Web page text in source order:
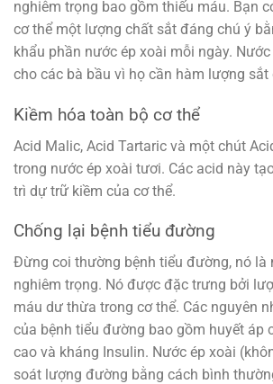
nghiêm trọng bao gồm thiếu máu. Bạn
cơ thể một lượng chất sắt đáng chú ý
khẩu phần nước ép xoài mỗi ngày.
cho các bà bầu vì họ cần hàm lượng sắt
Kiềm hóa toàn bộ cơ thể
Acid Malic, Acid Tartaric và một chút
trong nước ép xoài tươi. Các acid này
trì dự trữ kiềm của cơ thể.
Chống lại bệnh tiểu đường
Đừng coi thường bệnh tiểu đường, nó là
nghiêm trọng. Nó được đặc trưng bởi
máu dư thừa trong cơ thể. Các nguyên
của bệnh tiểu đường bao gồm huyết áp
cao và kháng Insulin. Nước ép xoài
soát lượng đường bằng cách bình